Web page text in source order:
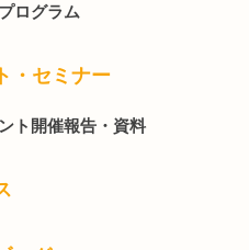
ログラム
・セミナー
ト開催報告・資料